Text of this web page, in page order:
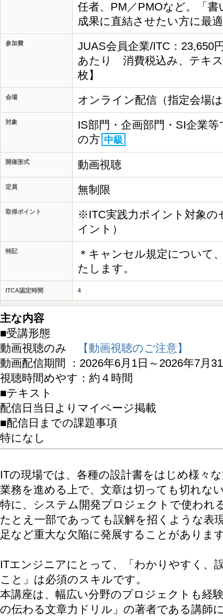
任者、PM／PMOなど。「
成果に直結させたい方に最
参加費
JUAS会員企業/ITC：23,650
あたり 消費税込み、テキ
枚】
会場 オンライン配信（指定会場
対象
IS部門・企画部門・SI企業
の方 中級
開催形式 動画視聴
定員 無制限
取得ポイント
※ITC実践力ポイント対象の
イント）
特記
＊キャンセル規定について
たします。
ITCA認定時間 4
主な内容
■受講形態
動画視聴のみ
【動画視聴のご注意】
動画配信期間 ：2026年6月1日～2026年7月
視聴時間めやす：約４時間
■テキスト
配信日当日よりマイページ掲載
■配信日までの課題事項
特になし
ITの現場では、各種の設計書をはじめ様々
業務を進める上で、文章は切っても切れな
特に、システム開発プロジェクトで使われ
たとえ一部であっても誤解を招くような表
足など重大な欠陥に発展することがありま
ITエンジニアにとって、「わかりやすく、
こと」は必須のスキルです。
本講座は、幅広い分野のプロジェクトも経
の伝わる文章力ドリル」の著者である講師